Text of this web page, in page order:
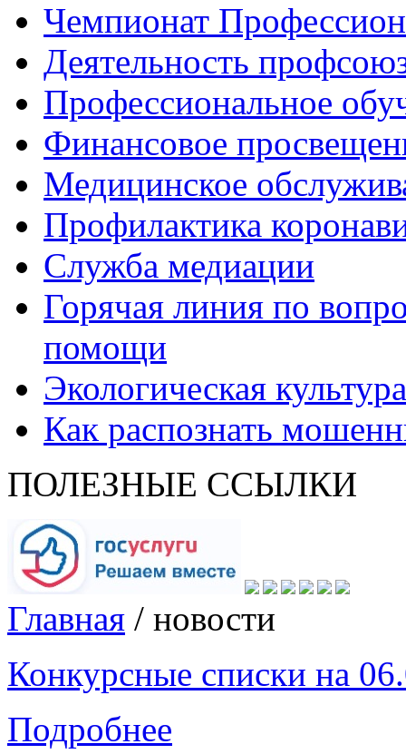
Чемпионат
Деятельность
Профессиональное
Финансовое
Медицинское
Профилактика
Служба медиации
Горячая линия по
помощи
Экологическая культура
Как распознать
ПОЛЕЗНЫЕ ССЫЛКИ
Главная / новости
Конкурсные списки на
Подробнее